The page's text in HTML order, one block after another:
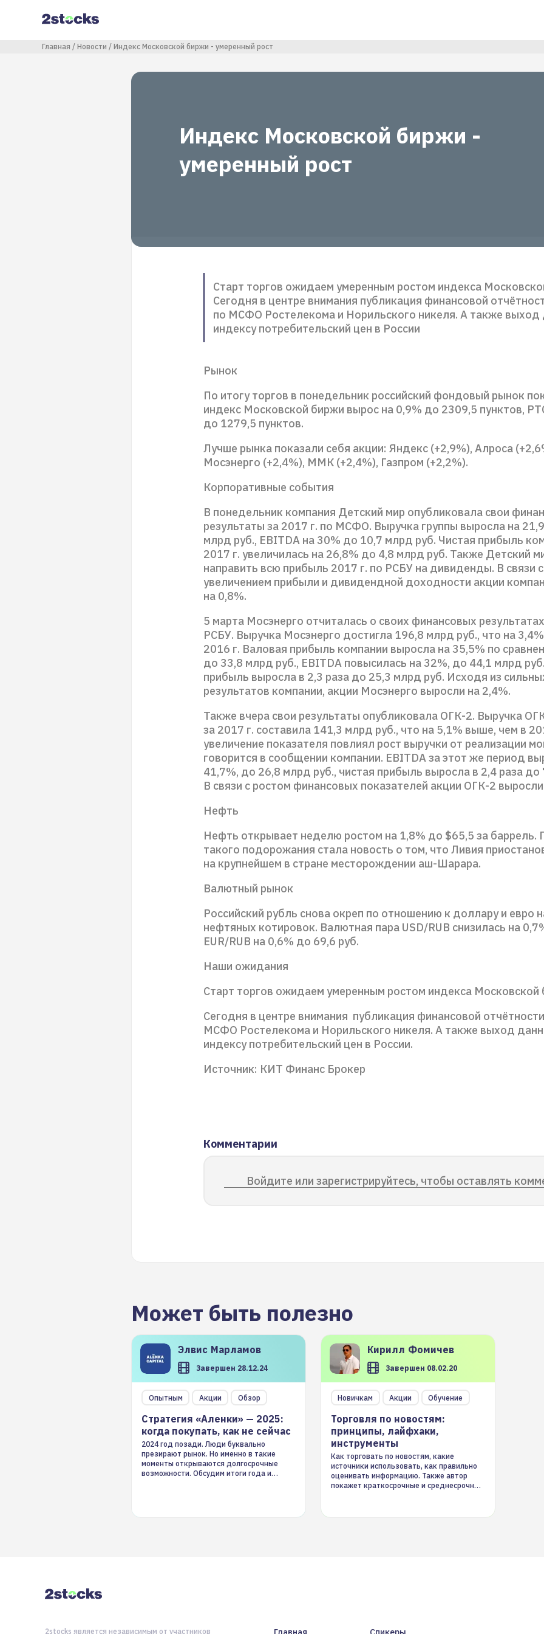
содержанию
Строка навигации
Главная Новости Индекс Московской биржи - умеренный рост
Индекс Московской биржи -
умеренный рост
Старт торгов ожидаем умеренным ростом индекса
Сегодня в центре внимания публикация финансовой
по МСФО Ростелекома и Норильского никеля. А также выход
индексу потребительский цен в России
Рынок
По итогу торгов в понедельник российский фондовый рынок
индекс Московской биржи вырос на 0,9% до 2309,5 пунктов,
до 1279,5 пунктов.
Лучше рынка показали себя акции: Яндекс (+2,9%), Алроса
Мосэнерго (+2,4%), ММК (+2,4%), Газпром (+2,2%).
Корпоративные события
В понедельник компания Детский мир опубликовала свои
результаты за 2017 г. по МСФО. Выручка группы выросла на
млрд руб., EBITDA на 30% до 10,7 млрд руб. Чистая прибыль
2017 г. увеличилась на 26,8% до 4,8 млрд руб. Также Детский
направить всю прибыль 2017 г. по РСБУ на дивиденды. В связи с
увеличением прибыли и дивидендной доходности акции
на 0,8%.
5 марта Мосэнерго отчиталась о своих финансовых
РСБУ. Выручка Мосэнерго достигла 196,8 млрд руб., что на
2016 г. Валовая прибыль компании выросла на 35,5% по
до 33,8 млрд руб., EBITDA повысилась на 32%, до 44,1 млрд
прибыль выросла в 2,3 раза до 25,3 млрд руб. Исходя из
результатов компании, акции Мосэнерго выросли на 2,4%.
Также вчера свои результаты опубликовала ОГК-2. Выручка
за 2017 г. составила 141,3 млрд руб., что на 5,1% выше, чем в
увеличение показателя повлиял рост выручки от реализации
говорится в сообщении компании. EBITDA за этот же период
41,7%, до 26,8 млрд руб., чистая прибыль выросла в 2,4 раза до
В связи с ростом финансовых показателей акции ОГК-2
Нефть
Нефть открывает неделю ростом на 1,8% до $65,5 за баррель.
такого подорожания стала новость о том, что Ливия
на крупнейшем в стране месторождении аш-Шарара.
Валютный рынок
Российский рубль снова окреп по отношению к доллару и евро
нефтяных котировок. Валютная пара USD/RUB снизилась на
EUR/RUB на 0,6% до 69,6 руб.
Наши ожидания
Старт торгов ожидаем умеренным ростом индекса Московской
Сегодня в центре внимания публикация финансовой
МСФО Ростелекома и Норильского никеля. А также выход
индексу потребительский цен в России.
Источник: КИТ Финанс Брокер
Комментарии
Войдите или зарегистрируйтесь, чтобы оставлять
Может быть полезно
Элвис Марламов
Завершен 28.12.24
Опытным Акции Обзор
Стратегия «Аленки» — 2025:
когда покупать, как не сейчас
2024 год позади. Люди буквально
презирают рынок. Но именно в такие
моменты открываются долгосрочные
возможности. Обсудим итоги года и
Кирилл Фомичев
Завершен 08.02.20
Новичкам Акции Обучение
Торговля по новостям:
принципы, лайфхаки,
инструменты
Как торговать по новостям, какие
источники использовать, как правильно
оценивать информацию. Также автор
покажет краткосрочные и среднесрочные
2stocks является независимым от участников